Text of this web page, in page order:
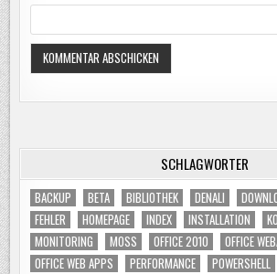
SCHLAGWÖRTER
BACKUP BETA BIBLIOTHEK DENALI
FEHLER
HOMEPAGE INDEX INSTALLATION
MONITORING
MOSS OFFICE 2010
OFFICE
OFFICE WEB APPS
PERFORMANCE
POWERSHELL